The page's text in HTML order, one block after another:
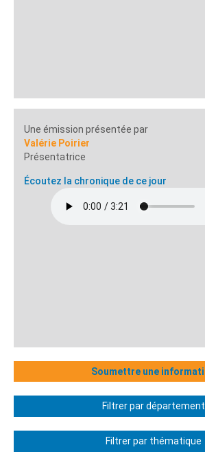
Une émission présentée par
Valérie Poirier
Présentatrice
Écoutez la chronique de ce jour
Soumettre une
Filtrer par département
Filtrer par thématique